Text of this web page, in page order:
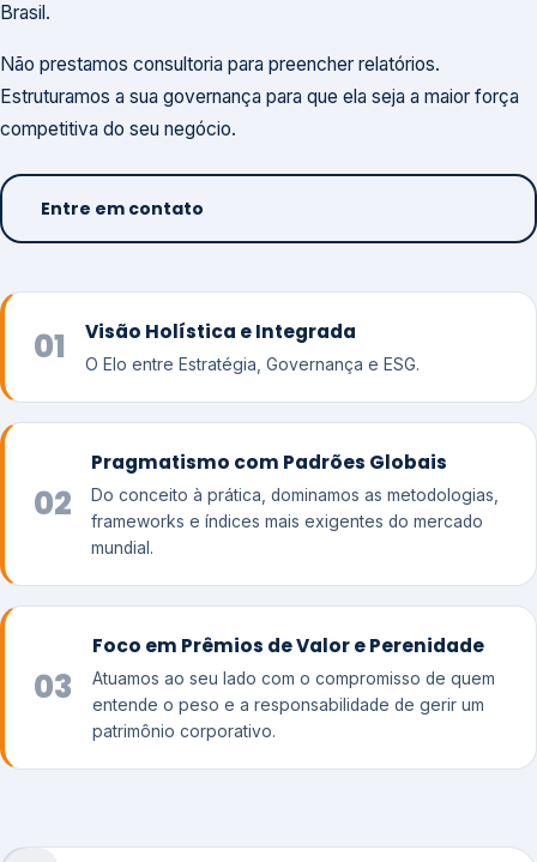
Brasil.
Não prestamos consultoria para preencher relatórios.
Estruturamos a sua governança para que ela seja a maior força
competitiva do seu negócio.
Entre em contato
01 Visão Holística e Integrada
O Elo entre Estratégia, Governança e ESG.
02
Pragmatismo com Padrões Globais
Do conceito à prática, dominamos as metodologias,
frameworks e índices mais exigentes do mercado
mundial.
03
Foco em Prêmios de Valor e Perenidade
Atuamos ao seu lado com o compromisso de quem
entende o peso e a responsabilidade de gerir um
patrimônio corporativo.